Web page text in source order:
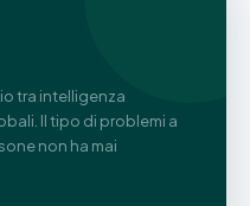
tra intelligenza
Il tipo di problemi a
non ha mai